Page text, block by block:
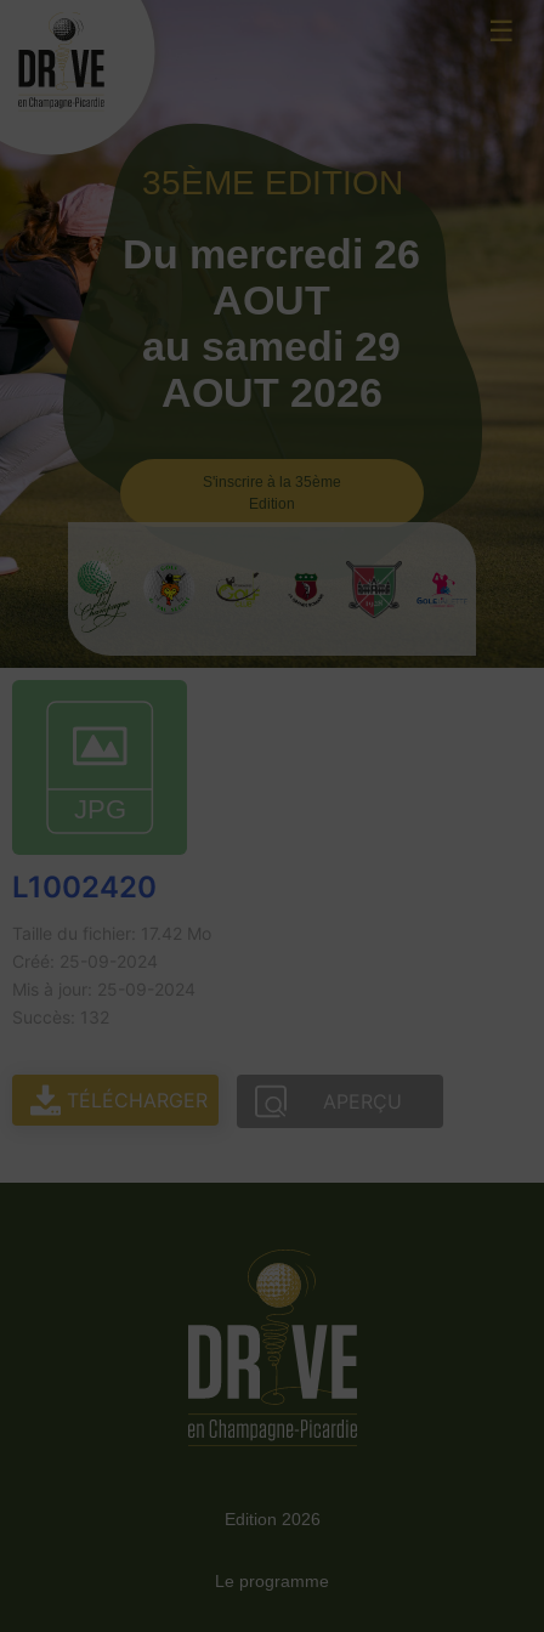
content
☰
35ÈME EDITION
Du mercredi 26
AOUT
au samedi 29
AOUT 2026
S'inscrire à la 35ème
Edition
L1002420
TÉLÉCHARGER APERÇU
Edition 2026
Le programme